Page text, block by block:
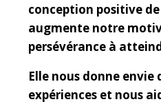
conception positive
augmente notre
persévérance à
Elle nous donne
expériences et nous